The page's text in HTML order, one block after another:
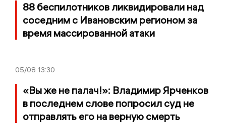
88 беспилотников ликвидировали над
соседним с Ивановским регионом за
время массированной атаки
05/08 13:30
«Вы же не палач!»: Владимир Ярченков
в последнем слове попросил суд не
отправлять его на верную смерть